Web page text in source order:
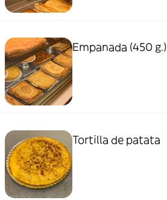
Empanada (450 g.)
Tortilla de patata